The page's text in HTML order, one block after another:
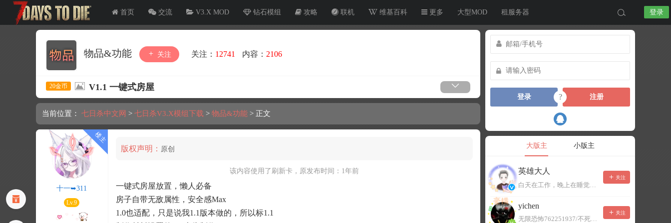
首页 交流 V3.X MOD 钻石模组 攻略 联机 维基百科 更多 大型MOD 租服务器 登录
物品&功能 关注 关注： 12741 内容： 2106
20金币 V1.1 一键式房屋
当前位置： 七日杀中文网 > 七日杀V3.X模组下载 > 物品&功能 > 正文
十一➥311
Lv.9
版权声明： 原创
该内容使用了刷新卡，原发布时间：1年前
一键式房屋放置，懒人必备
房子自带无敌属性，安全感Max
1.0也适配，只是说我1.1版本做的，所以标1.1
登录 ? 注册
大版主 小版主
英雄大人
白天在工作，晚上在睡觉，有事可以留言，不一定能及时回复！
关注
yichen
无限恐怖762251937/不死者末日1080207504
关注